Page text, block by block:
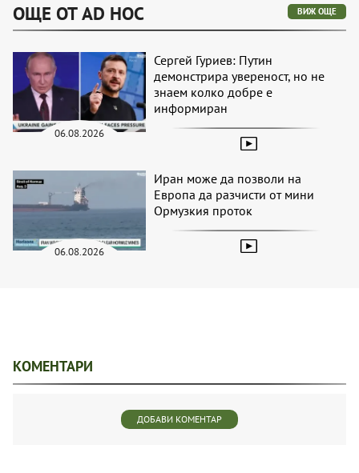
ОЩЕ ОТ AD HOC ВИЖ ОЩЕ
06.08.2026
Сергей Гуриев: Путин
демонстрира увереност, но не
знаем колко добре е
информиран
06.08.2026
Иран може да позволи на
Европа да разчисти от мини
Ормузкия проток
КОМЕНТАРИ
ДОБАВИ КОМЕНТАР